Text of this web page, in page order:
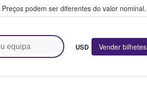
Preços podem ser diferentes do valor nominal.
USD Vender bilhetes